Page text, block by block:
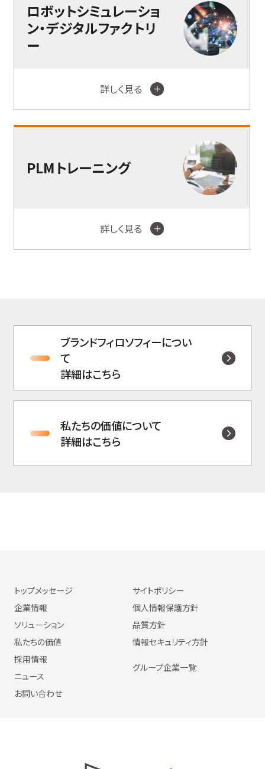
ロボットシミュレーショ
ン・デジタルファクトリ
ー
詳しく見る
PLMトレーニング
詳しく見る
ブランドフィロソフィーについ
て
詳細はこちら
私たちの価値について
詳細はこちら
トップメッセージ
企業情報
ソリューション
私たちの価値
採用情報
ニュース
お問い合わせ
サイトポリシー
個人情報保護方針
品質方針
情報セキュリティ方針
グループ企業一覧